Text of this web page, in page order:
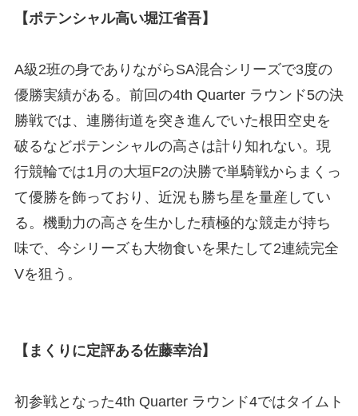
【ポテンシャル高い堀江省吾】
A級2班の身でありながらSA混合シリーズで3度の
優勝実績がある。前回の4th Quarter ラウンド5の決
勝戦では、連勝街道を突き進んでいた根田空史を
破るなどポテンシャルの高さは計り知れない。現
行競輪では1月の大垣F2の決勝で単騎戦からまくっ
て優勝を飾っており、近況も勝ち星を量産してい
る。機動力の高さを生かした積極的な競走が持ち
味で、今シリーズも大物食いを果たして2連続完全
Vを狙う。
【まくりに定評ある佐藤幸治】
初参戦となった4th Quarter ラウンド4ではタイムト